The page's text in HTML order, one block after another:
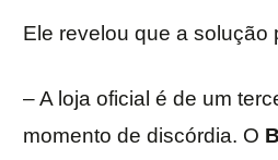
Ele revelou que a solução
– A loja oficial é de um
momento de discórdia. O